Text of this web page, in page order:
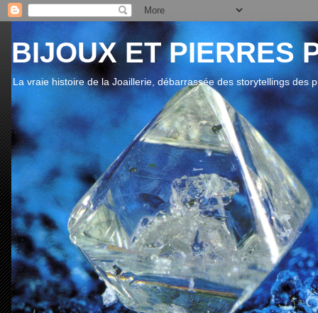
BIJOUX ET PIERRES
La vraie histoire de la Joaillerie, débarrassée des storytellings des